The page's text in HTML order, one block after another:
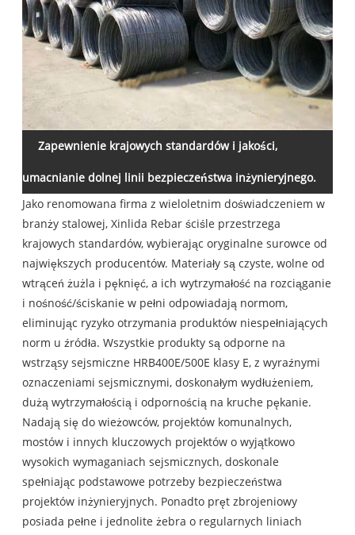
Zapewnienie krajowych standardów i jakości,
umacnianie dolnej linii bezpieczeństwa inżynieryjnego.
Jako renomowana firma z wieloletnim doświadczeniem w
branży stalowej, Xinlida Rebar ściśle przestrzega
krajowych standardów, wybierając oryginalne surowce od
największych producentów. Materiały są czyste, wolne od
wtrąceń żużla i pęknięć, a ich wytrzymałość na rozciąganie
i nośność/ściskanie w pełni odpowiadają normom,
eliminując ryzyko otrzymania produktów niespełniających
norm u źródła. Wszystkie produkty są odporne na
wstrząsy sejsmiczne HRB400E/500E klasy E, z wyraźnymi
oznaczeniami sejsmicznymi, doskonałym wydłużeniem,
dużą wytrzymałością i odpornością na kruche pękanie.
Nadają się do wieżowców, projektów komunalnych,
mostów i innych kluczowych projektów o wyjątkowo
wysokich wymaganiach sejsmicznych, doskonale
spełniając podstawowe potrzeby bezpieczeństwa
projektów inżynieryjnych. Ponadto pręt zbrojeniowy
posiada pełne i jednolite żebra o regularnych liniach